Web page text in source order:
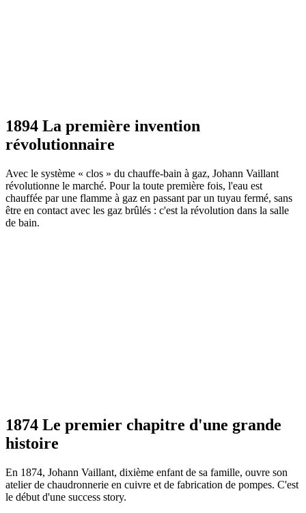
1894 La première invention
révolutionnaire
Avec le système « clos » du chauffe-bain à gaz, Johann Vaillant
révolutionne le marché. Pour la toute première fois, l'eau est
chauffée par une flamme à gaz en passant par un tuyau fermé, sans
être en contact avec les gaz brûlés : c'est la révolution dans la salle
de bain.
1874 Le premier chapitre d'une grande
histoire
En 1874, Johann Vaillant, dixième enfant de sa famille, ouvre son
atelier de chaudronnerie en cuivre et de fabrication de pompes. C'est
le début d'une success story.